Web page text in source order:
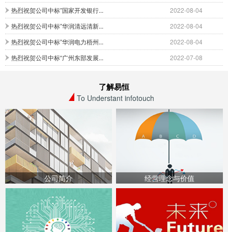
热烈祝贺公司中标”国家开发银行...
2022-08-04
热烈祝贺公司中标”华润清远清新...
2022-08-04
热烈祝贺公司中标”华润电力梧州...
2022-08-04
热烈祝贺公司中标“广州东部发展...
2022-07-08
了解易恒
To Understant infotouch
公司简介 经营理念与价值